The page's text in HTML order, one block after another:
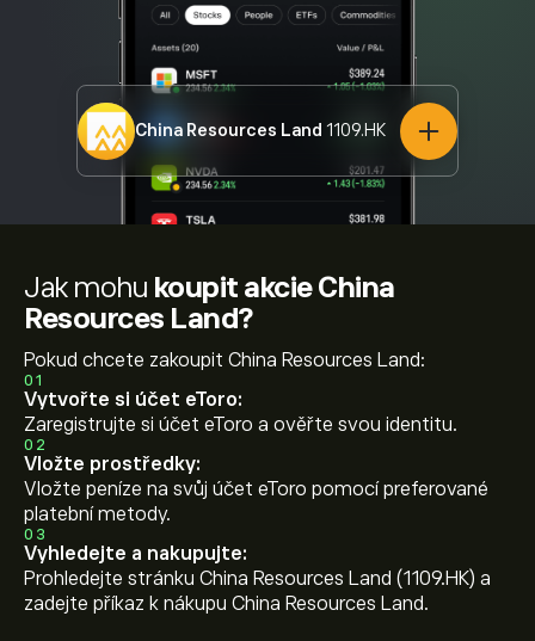
China Resources Land 1109.HK
Jak mohu koupit akcie China
Resources Land?
Pokud chcete zakoupit China Resources Land:
01
Vytvořte si účet eToro:
Zaregistrujte si účet eToro a ověřte svou identitu.
02
Vložte prostředky:
Vložte peníze na svůj účet eToro pomocí preferované
platební metody.
03
Vyhledejte a nakupujte:
Prohledejte stránku China Resources Land (1109.HK) a
zadejte příkaz k nákupu China Resources Land.